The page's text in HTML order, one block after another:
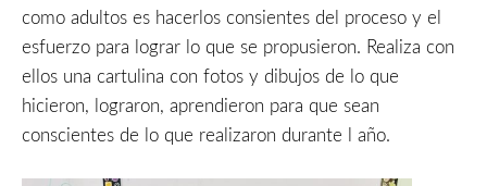
como adultos es hacerlos consientes del proceso y el
esfuerzo para lograr lo que se propusieron. Realiza con
ellos una cartulina con fotos y dibujos de lo que
hicieron, lograron, aprendieron para que sean
conscientes de lo que realizaron durante l año.